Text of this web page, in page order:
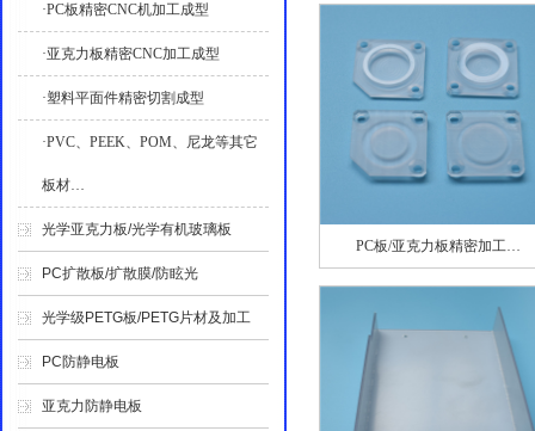
·PC板精密CNC机加工成型
·亚克力板精密CNC加工成型
·塑料平面件精密切割成型
·PVC、PEEK、POM、尼龙等其它
板材…
光学亚克力板/光学有机玻璃板
PC扩散板/扩散膜/防眩光
光学级PETG板/PETG片材及加工
PC防静电板
亚克力防静电板
PC板/亚克力板精密加工…